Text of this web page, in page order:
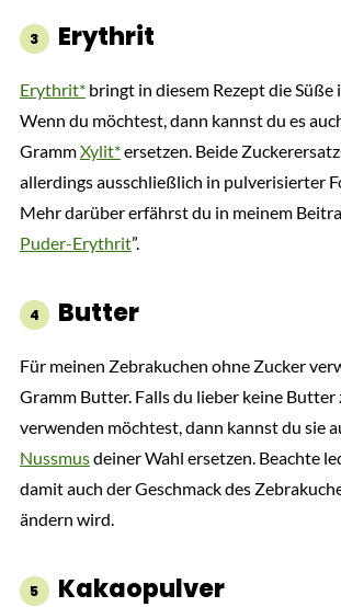
Erythrit
Erythrit*bringt in diesem Rezept die Süße
Wenn du möchtest, dann kannst du es
GrammXylit*ersetzen. Beide
allerdings ausschließlich in pulverisierter
Mehr darüber erfährst du in meinem
Puder-Erythrit”.
Butter
Für meinen Zebrakuchen ohne Zucker
Gramm Butter. Falls du lieber keine Butter
verwenden möchtest, dann kannst du sie
Nussmusdeiner Wahl ersetzen. Beachte
damit auch der Geschmack des
ändern wird.
Kakaopulver